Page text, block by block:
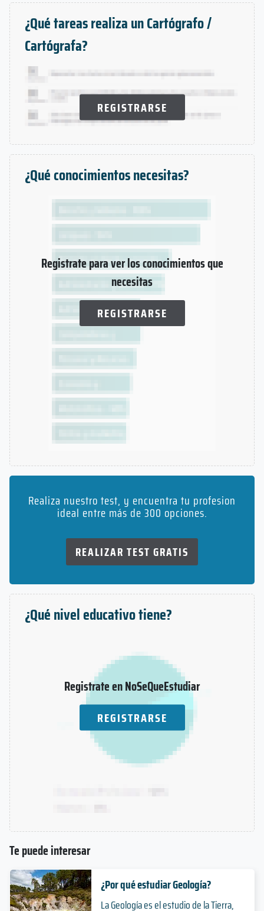
¿Qué tareas realiza un Cartógrafo /
Cartógrafa?
REGISTRARSE
¿Qué conocimientos necesitas?
Registrate para ver los conocimientos que
necesitas
REGISTRARSE
Realiza nuestro test, y encuentra tu profesion
ideal entre más de 300 opciones.
REALIZAR TEST GRATIS
¿Qué nivel educativo tiene?
Registrate en NoSeQueEstudiar
REGISTRARSE
Te puede interesar
¿Por qué estudiar Geología?
La Geología es el estudio de la Tierra,